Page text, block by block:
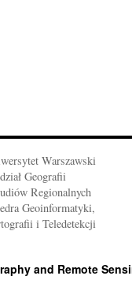
Warszawski
Geografii
Regionalnych
Geoinformatyki,
i Teledetekcji
and Remote